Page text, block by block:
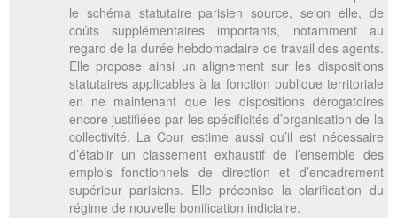
le schéma statutaire parisien source, selon elle, de
coûts supplémentaires importants, notamment au
regard de la durée hebdomadaire de travail des agents.
Elle propose ainsi un alignement sur les dispositions
statutaires applicables à la fonction publique territoriale
en ne maintenant que les dispositions dérogatoires
encore justifiées par les spécificités d’organisation de la
collectivité. La Cour estime aussi qu’il est nécessaire
d’établir un classement exhaustif de l’ensemble des
emplois fonctionnels de direction et d’encadrement
supérieur parisiens. Elle préconise la clarification du
régime de nouvelle bonification indiciaire.